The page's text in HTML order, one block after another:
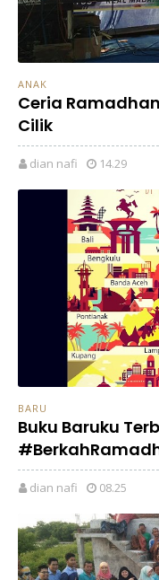
ANAK
Ceria
Cilik
dian nafi 14.29
BARU
Buku Baruku
dian nafi 08.25